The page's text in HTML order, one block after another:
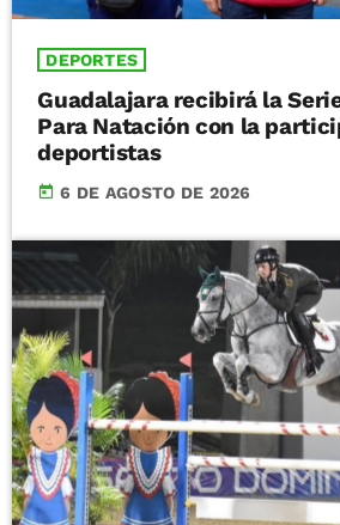
DEPORTES
Guadalajara recibirá la
Para Natación con la
deportistas
today 6 DE AGOSTO DE 2026